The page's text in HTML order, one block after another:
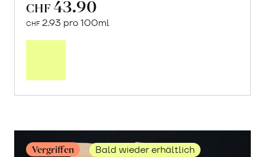
CHF 43.90
CHF 2.93 pro 100ml
Vergriffen Bald wieder erhältlich